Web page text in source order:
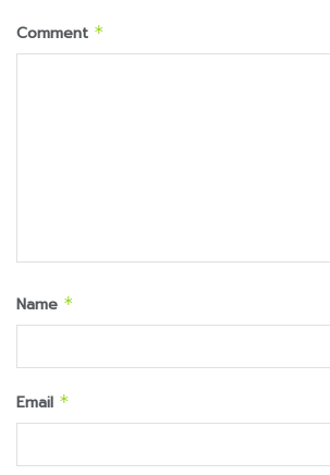
Comment *
Name *
Email *